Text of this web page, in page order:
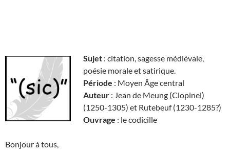
Sujet : citation, sagesse médiévale,
poésie morale et satirique.
Période : Moyen Âge central
Auteur : Jean de Meung (Clopinel)
(1250-1305) et Rutebeuf (1230-1285?)
Ouvrage : le codicille
Bonjour à tous,